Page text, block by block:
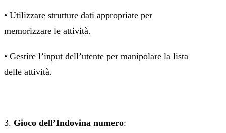
• Utilizzare strutture dati appropriate per
memorizzare le attività.
• Gestire l’input dell’utente per manipolare la lista
delle attività.
3. Gioco dell’Indovina numero: